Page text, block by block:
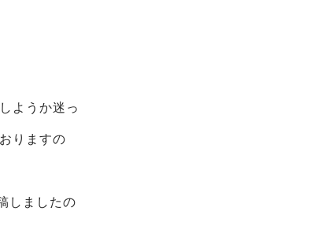
ようか迷っ
りますの
しましたの